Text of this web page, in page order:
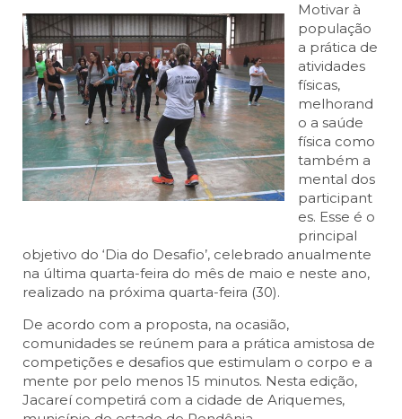
Motivar à
população
a prática de
atividades
físicas,
melhorand
o a saúde
física como
também a
mental dos
participant
es. Esse é o
principal
objetivo do ‘Dia do Desafio’, celebrado anualmente
na última quarta-feira do mês de maio e neste ano,
realizado na próxima quarta-feira (30).
De acordo com a proposta, na ocasião,
comunidades se reúnem para a prática amistosa de
competições e desafios que estimulam o corpo e a
mente por pelo menos 15 minutos. Nesta edição,
Jacareí competirá com a cidade de Ariquemes,